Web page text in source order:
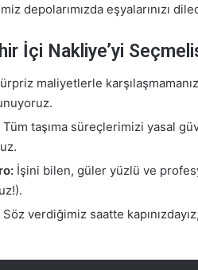
depolarımızda eşyalarınızı
İçi Nakliye’yi
maliyetlerle
Tüm taşıma süreçlerimizi yasal
İşini bilen, güler yüzlü ve
Söz verdiğimiz saatte